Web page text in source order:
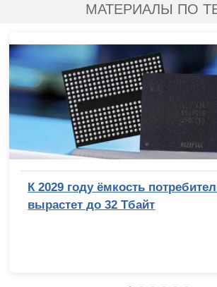
МАТЕРИАЛЫ ПО
К 2029 году ёмкость
вырастет до 32 Тбайт